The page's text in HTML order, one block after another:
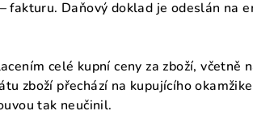
fakturu. Daňový doklad je odeslán na
celé kupní ceny za zboží,
zboží přechází na kupujícího
tak neučinil.